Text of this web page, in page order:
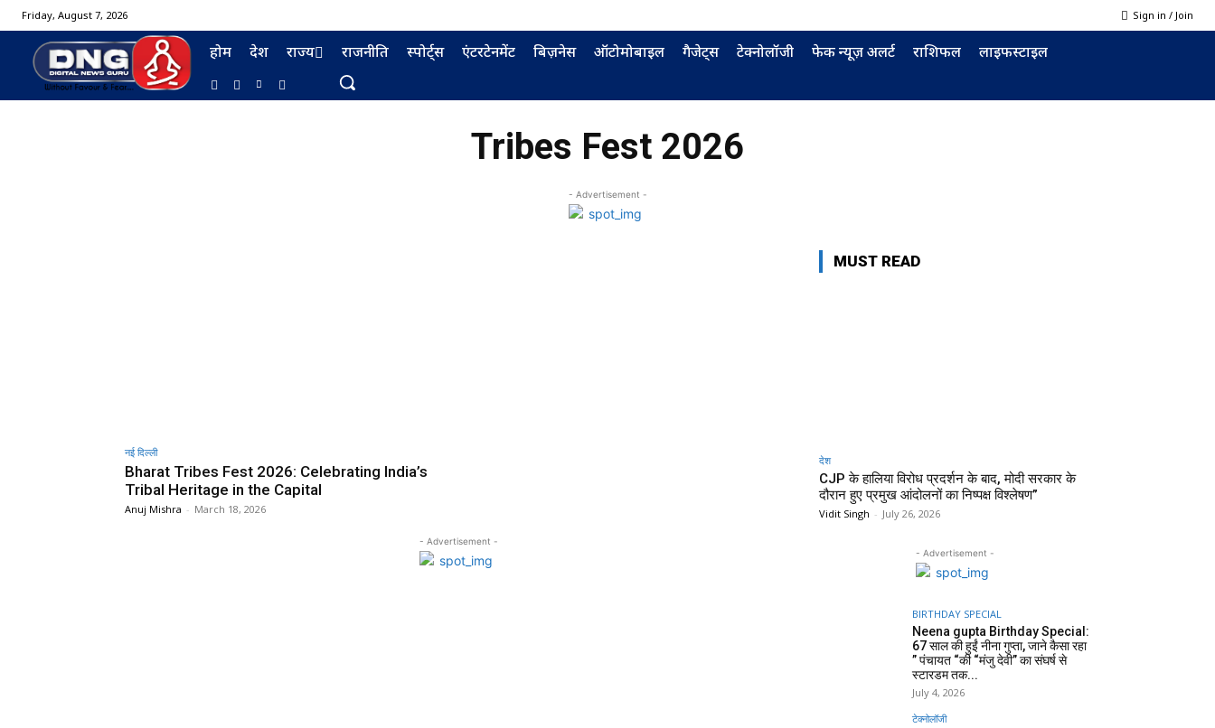
Friday, August 7, 2026 Sign in / Join
होम देश राज्य राजनीति स्पोर्ट्स एंटरटेनमेंट बिज़नेस ऑटोमोबाइल गैजेट्स टेक्नोलॉजी फेक न्यूज़ अलर्ट राशिफल लाइफस्टाइल
Tribes Fest 2026
- Advertisement -
नई दिल्ली
Bharat Tribes Fest 2026: Celebrating India’s
Tribal Heritage in the Capital
Anuj Mishra - March 18, 2026
- Advertisement -
MUST READ
देश
CJP के हालिया विरोध प्रदर्शन के बाद, मोदी सरकार के
दौरान हुए प्रमुख आंदोलनों का निष्पक्ष विश्लेषण”
Vidit Singh - July 26, 2026
- Advertisement -
BIRTHDAY SPECIAL
Neena gupta Birthday Special:
67 साल की हुईं नीना गुप्ता, जाने कैसा रहा
” पंचायत “की “मंजु देवी” का संघर्ष से
स्टारडम तक...
July 4, 2026
टेक्नोलॉजी